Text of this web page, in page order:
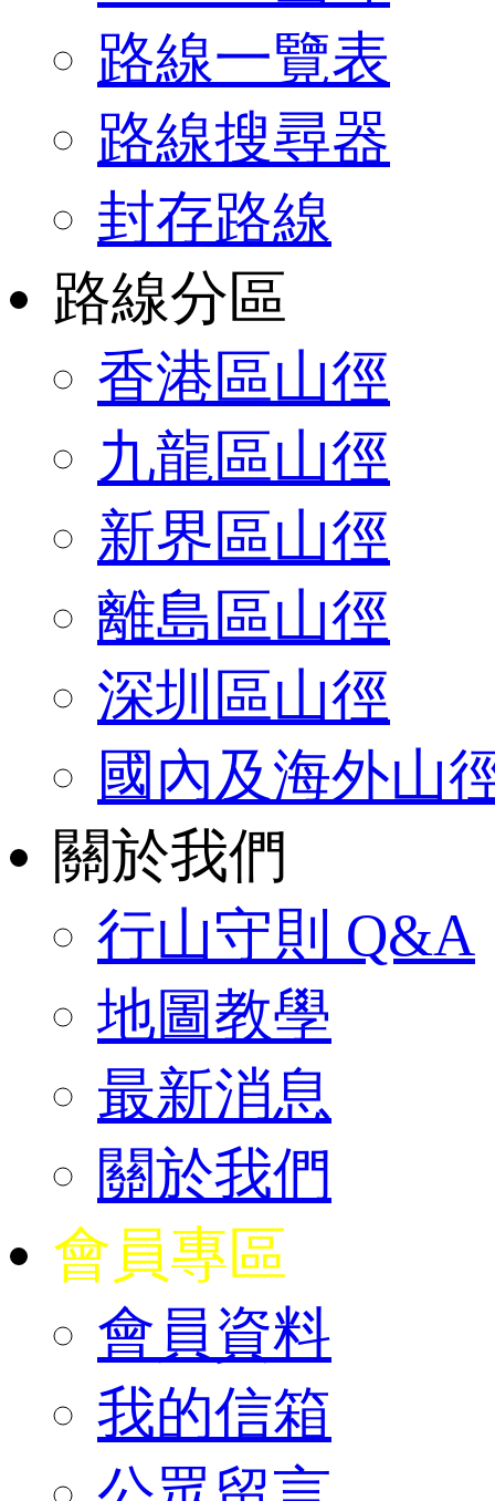
路線一覽表
路線搜尋器
封存路線
路線分區
香港區山徑
九龍區山徑
新界區山徑
離島區山徑
深圳區山徑
國內及海外山
關於我們
行山守則 Q&A
地圖教學
最新消息
關於我們
會員專區
會員資料
我的信箱